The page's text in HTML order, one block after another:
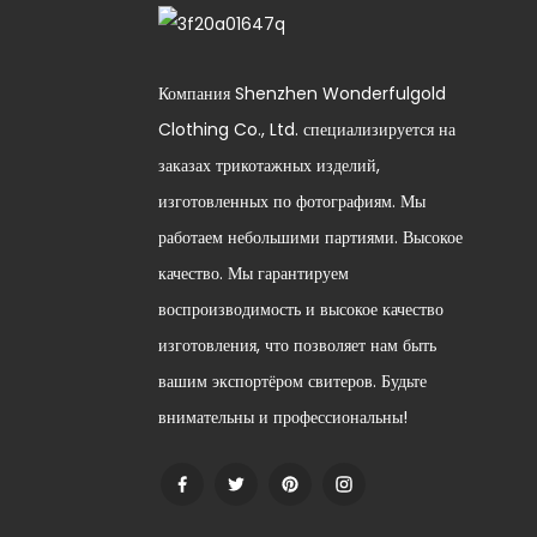
которые идеально им подойдут. В рамках обсуждения
компании, как Shenzhen Xin Jie Jia, внедряют один
тип модели в свою систему, чтобы охватить более
широкий сегмент рынка и позволить каждому клиенту
пользоваться преимуществами индивидуального
пошива одежды без обычных ограничений.
Компания Shenzhen Wonderfulgold
Clothing Co., Ltd. специализируется на
заказах трикотажных изделий,
изготовленных по фотографиям. Мы
работаем небольшими партиями. Высокое
качество. Мы гарантируем
воспроизводимость и высокое качество
изготовления, что позволяет нам быть
вашим экспортёром свитеров. Будьте
внимательны и профессиональны!